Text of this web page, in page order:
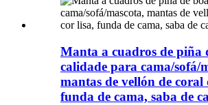
Manta a cuadros de piña
calidade para cama/sofá/
mantas de vellón de coral
funda de cama, saba de